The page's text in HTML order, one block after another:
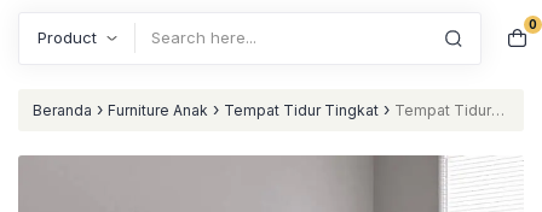
0
Beranda › Furniture Anak › Tempat Tidur Tingkat › Tempat Tidur